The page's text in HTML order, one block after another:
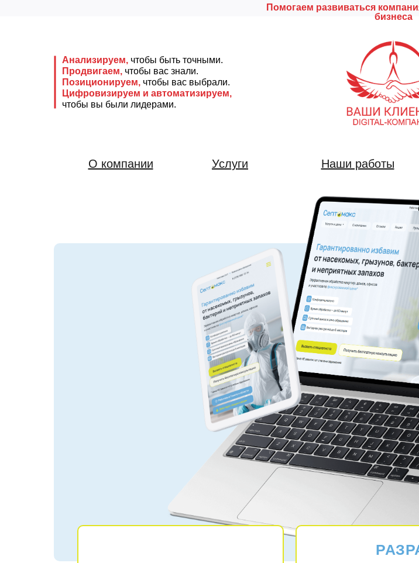
Анализируем, чтобы быть точными.
Продвигаем, чтобы вас знали.
Позиционируем, чтобы вас выбрали.
Цифровизируем и автоматизируем,
чтобы вы были лидерами.
Помогаем развиваться
бизнеса
О компании Наши работы
Услуги